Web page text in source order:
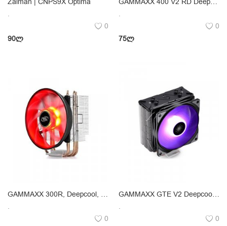
.
0
90ლ
.
0
75ლ
GAMMAXX 300R, Deepcool, Universal CPU Cooler1.8W, 120X251156,1155,1366,775,FM1,AM2,AM3
.
0
GAMMAXX GTE V2 Deepcool, Universal CPU Cooler , RGB
.
0